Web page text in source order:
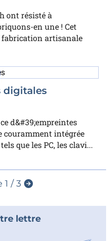
ont résisté à
en une ! Cet
fabrication artisanale
digitales
d&#39;empreintes
couramment intégrée
que les PC, les clavi...
1 / 3
lettre